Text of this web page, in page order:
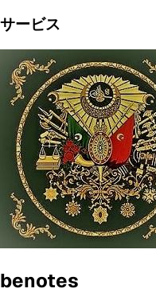
サービス
benotes